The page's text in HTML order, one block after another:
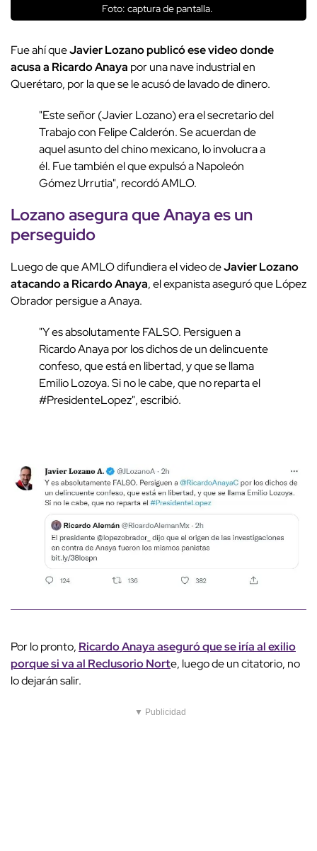
Foto: captura de pantalla.
Fue ahí queJavier Lozano publicó ese video donde
acusa a Ricardo Anaya por una nave industrial en
Querétaro, por la que se le acusó de lavado de dinero.
"Este señor (Javier Lozano) era el secretario del
Trabajo con Felipe Calderón. Se acuerdan de
aquel asunto del chino mexicano, lo involucra a
él. Fue también el que expulsó a Napoleón
Gómez Urrutia", recordó AMLO.
Lozano asegura que Anaya es un
perseguido
Luego de que AMLO difundiera el video deJavier Lozano
atacando a Ricardo Anaya, el expanista aseguró que López
Obrador persigue a Anaya.
"Y es absolutamente FALSO. Persiguen a
Ricardo Anaya por los dichos de un delincuente
confeso, que está en libertad, y que se llama
Emilio Lozoya. Si no le cabe, que no reparta el
#PresidenteLopez", escribió.
Por lo pronto, Ricardo Anaya aseguró que se iría al exilio
porque si va al Reclusorio Norte, luego de un citatorio, no
lo dejarán salir.
▼ Publicidad